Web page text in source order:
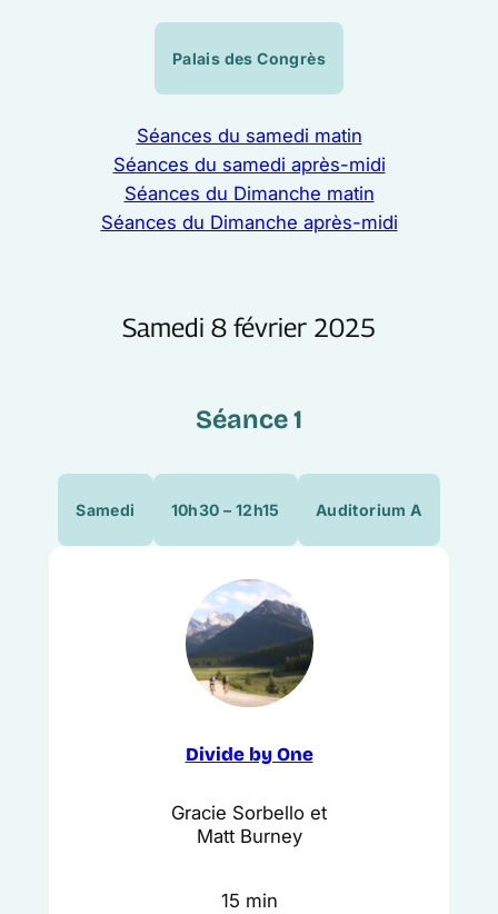
Palais des Congrès
Séances du samedi matin
Séances du samedi après-midi
Séances du Dimanche matin
Séances du Dimanche après-midi
Samedi 8 février 2025
Séance 1
Samedi 10h30 – 12h15 Auditorium A
Divide by One
Gracie Sorbello et
Matt Burney
15 min